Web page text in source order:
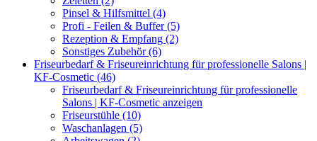
Pinsel & Hilfsmittel (4)
Profi - Feilen & Buffer (5)
Rezeption & Empfang (2)
Sonstiges Zubehör (6)
Friseurbedarf & Friseureinrichtung für professionelle Salons |
KF-Cosmetic (46)
Friseurbedarf & Friseureinrichtung für professionelle
Salons | KF-Cosmetic anzeigen
Friseurstühle (10)
Waschanlagen (5)